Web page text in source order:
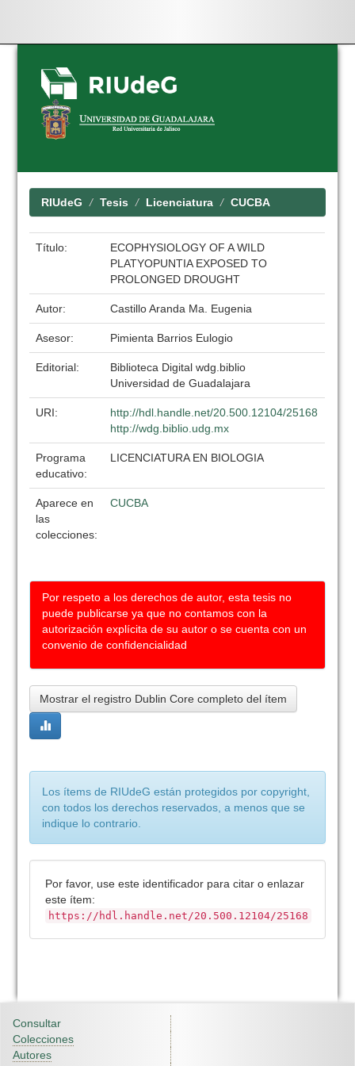
Skip
navigation
RIUdeG Tesis Licenciatura CUCBA
Título:
ECOPHYSIOLOGY OF A WILD
PLATYOPUNTIA EXPOSED TO
PROLONGED DROUGHT
Autor: Castillo Aranda Ma. Eugenia
Asesor: Pimienta Barrios Eulogio
Editorial:
Biblioteca Digital wdg.biblio
Universidad de Guadalajara
URI:
http://hdl.handle.net/20.500.12104/25168
http://wdg.biblio.udg.mx
Programa
educativo:
LICENCIATURA EN BIOLOGIA
Aparece en
las
colecciones:
CUCBA
Por respeto a los derechos de autor, esta tesis no
puede publicarse ya que no contamos con la
autorización explícita de su autor o se cuenta con un
convenio de confidencialidad
Mostrar el registro Dublin Core completo del ítem
Los ítems de RIUdeG están protegidos por copyright,
con todos los derechos reservados, a menos que se
indique lo contrario.
Por favor, use este identificador para citar o enlazar
este ítem:
https://hdl.handle.net/20.500.12104/25168
Consultar
Colecciones
Autores